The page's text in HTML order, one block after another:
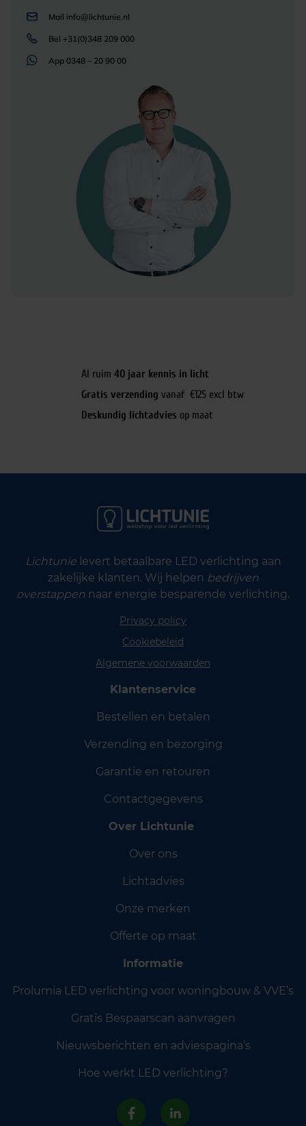
Mail info@lichtunie.nl
Bel +31(0)348 209 000
App 0348 – 20 90 00
Al ruim 40 jaar kennis in licht
Gratis verzending vanaf €125 excl btw
Deskundig lichtadvies op maat
Lichtunielevert betaalbare LED verlichting aan
zakelijke klanten. Wij helpen bedrijven
overstappen naar energie besparende verlichting.
Privacy policy
Cookiebeleid
Algemene voorwaarden
Klantenservice
Bestellen en betalen
Verzending en bezorging
Garantie en retouren
Contactgegevens
Over Lichtunie
Over ons
Lichtadvies
Onze merken
Offerte op maat
Informatie
Prolumia LED verlichting voor woningbouw & VVE’s
Gratis Bespaarscan aanvragen
Nieuwsberichten en adviespagina’s
Hoe werkt LED verlichting?